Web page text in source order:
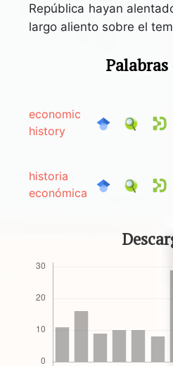
República hayan
largo aliento sobre el
economic
history
historia
económica